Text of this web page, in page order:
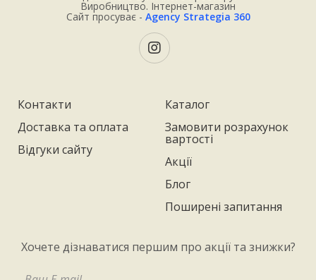
Виробництво. Інтернет-магазин
Сайт просуває - Agency Strategia 360
Контакти
Доставка та оплата
Відгуки сайту
Каталог
Замовити розрахунок
вартості
Акції
Блог
Поширені запитання
Хочете дізнаватися першим про акції та знижки?